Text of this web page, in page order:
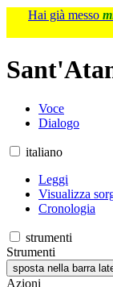
Hai già messo
Voce
Dialogo
italiano
Leggi
Visualizza
Cronologia
strumenti
Strumenti
sposta nella barra
Azioni